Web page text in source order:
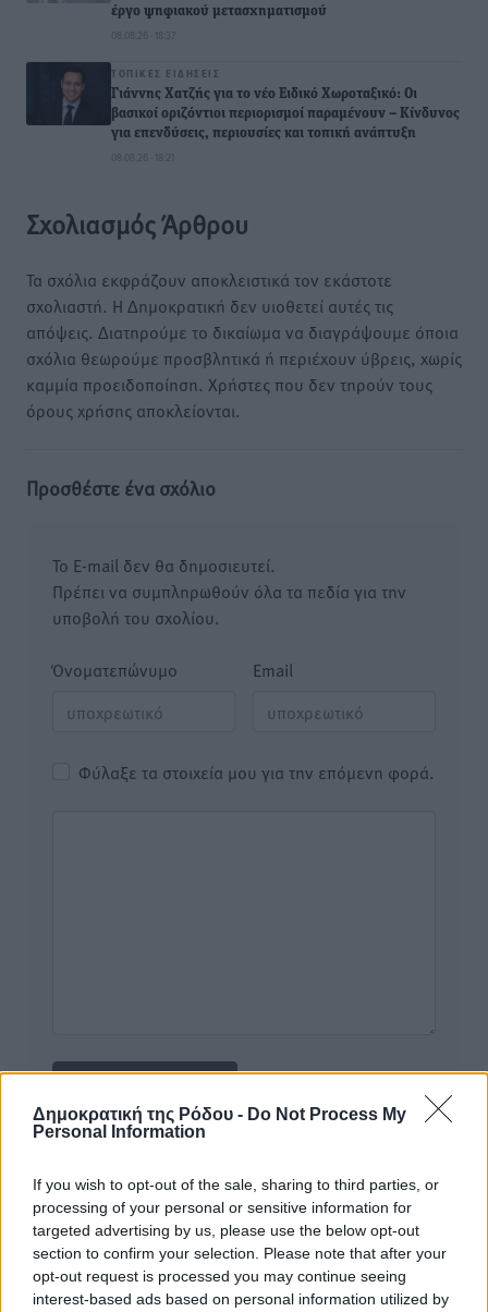
Δημοκρατική της Ρόδου - Do Not Process My
Personal Information
If you wish to opt-out of the sale, sharing to third parties, or
processing of your personal or sensitive information for
targeted advertising by us, please use the below opt-out
section to confirm your selection. Please note that after your
opt-out request is processed you may continue seeing
interest-based ads based on personal information utilized by
έργο ψηφιακού μετασχηματισμού
08.08.26 · 18:37
ΤΟΠΙΚΈΣ ΕΙΔΉΣΕΙΣ
Γιάννης Χατζής για το νέο Ειδικό Χωροταξικό: Οι
βασικοί οριζόντιοι περιορισμοί παραμένουν – Κίνδυνος
για επενδύσεις, περιουσίες και τοπική ανάπτυξη
08.08.26 · 18:21
Σχολιασμός Άρθρου
Τα σχόλια εκφράζουν αποκλειστικά τον εκάστοτε
σχολιαστή. Η Δημοκρατική δεν υιοθετεί αυτές τις
απόψεις. Διατηρούμε το δικαίωμα να διαγράψουμε όποια
σχόλια θεωρούμε προσβλητικά ή περιέχουν ύβρεις, χωρίς
καμμία προειδοποίηση. Χρήστες που δεν τηρούν τους
όρους χρήσης αποκλείονται.
Προσθέστε ένα σχόλιο
Το E-mail δεν θα δημοσιευτεί.
Πρέπει να συμπληρωθούν όλα τα πεδία για την
υποβολή του σχολίου.
Όνοματεπώνυμο Email
Φύλαξε τα στοιχεία μου για την επόμενη φορά.
Για την μερική αναπαραγωγή της είδησης από άλλες
ιστοσελίδες είναι απαραίτητη η χρήση του παρακάτω
παρεχόμενου συνδέσμου παραπομπής προς το άρθρο
της Δημοκρατικής.